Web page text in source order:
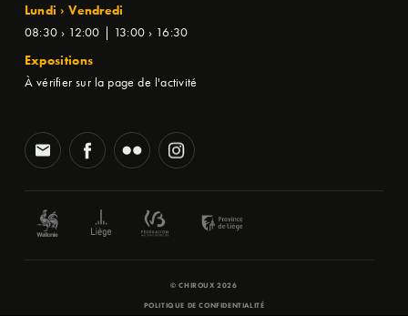
Lundi › Vendredi
08:30 › 12:00 | 13:00 › 16:30
Expositions
À vérifier sur la page de l'activité
© CHIROUX 2026
POLITIQUE DE CONFIDENTIALITÉ